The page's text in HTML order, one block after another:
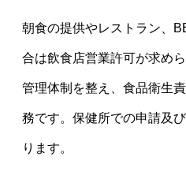
朝食の提供やレストラン、
合は飲食店営業許可が求め
管理体制を整え、食品衛生
務です。保健所での申請及
ります。